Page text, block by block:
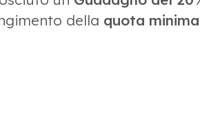
della quota